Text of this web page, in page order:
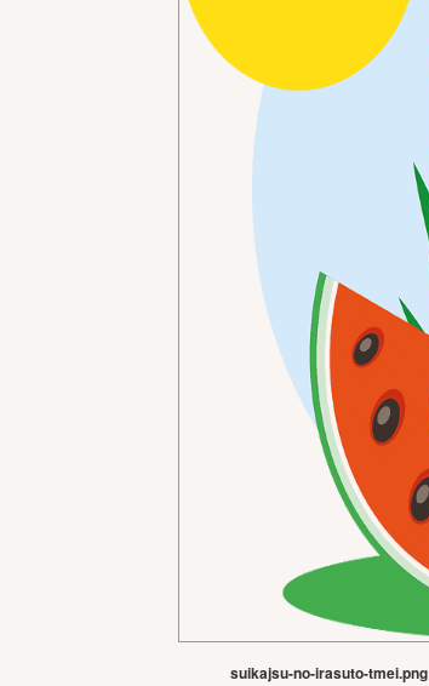
suikajsu-no-irasuto-tmei.png